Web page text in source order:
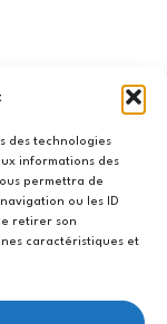
des technologies
informations des
permettra de
ou les ID
retirer son
caractéristiques et